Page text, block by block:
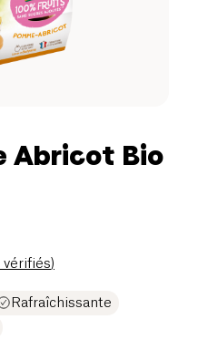
Abricot Bio
vérifiés)
Rafraîchissante